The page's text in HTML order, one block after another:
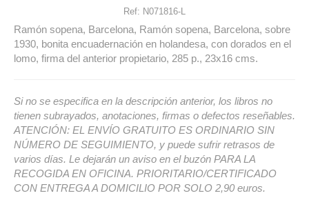
Ref: N071816-L
Ramón sopena, Barcelona, Ramón sopena, Barcelona, sobre
1930, bonita encuadernación en holandesa, con dorados en el
lomo, firma del anterior propietario, 285 p., 23x16 cms.
Si no se especifica en la descripción anterior, los libros no
tienen subrayados, anotaciones, firmas o defectos reseñables.
ATENCIÓN: EL ENVÍO GRATUITO ES ORDINARIO SIN
NÚMERO DE SEGUIMIENTO, y puede sufrir retrasos de
varios días. Le dejarán un aviso en el buzón PARA LA
RECOGIDA EN OFICINA. PRIORITARIO/CERTIFICADO
CON ENTREGA A DOMICILIO POR SOLO 2,90 euros.